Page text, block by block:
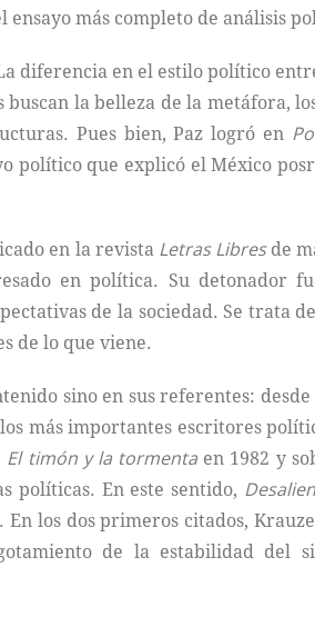
ensayo más completo de análisis
diferencia en el estilo político
la belleza de la metáfora,
Pues bien, Paz logró en
político que explicó el México
en la revista Letras Libresde
en política. Su detonador
de la sociedad. Se trata
de lo que viene.
sino en sus referentes:
más importantes escritores
El timón y la tormenta en 1982 y
políticas. En este sentido,
los dos primeros citados,
de la estabilidad